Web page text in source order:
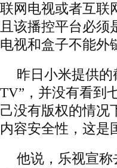
联网电视或者互联
且该播控平台必
电视和盒子不能外
昨日小米提供
TV”，并没有看到
己没有版权的情况
内容安全性，这是
他说，乐视宣